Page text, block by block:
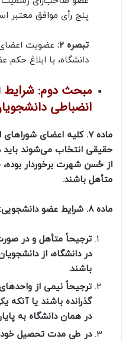
پنج رأی موافق معتبر
تبصره ۲: عضویت
دانشگاه، با ابلاغ
مبحث دوم: شرایط
انضباطی
ماده 7. کلیه اعضای
حقیقی انتخاب می‌شوند باید
از حُسن شهرت برخوردار
متأهل باشند.
ماده 8. شرایط عضو دانشجویی:
ترجیحاً متأهل و در
در دانشگاه، از
باشند.
ترجیحاً نیمی از
گذرانده باشند یا آنکه
در همان دانشگاه به
در طی مدت تحصیل خود